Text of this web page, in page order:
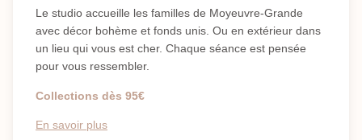
Le studio accueille les familles de Moyeuvre-Grande
avec décor bohème et fonds unis. Ou en extérieur dans
un lieu qui vous est cher. Chaque séance est pensée
pour vous ressembler.
Collections dès 95€
En savoir plus